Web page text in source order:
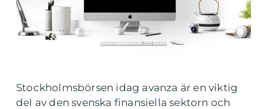
Stockholmsbörsen idag avanza är en viktig
del av den svenska finansiella sektorn och